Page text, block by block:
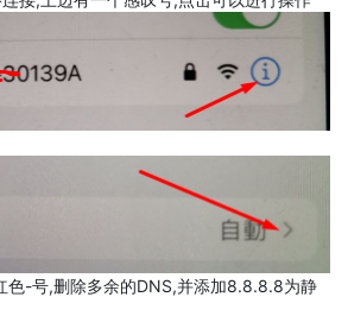
色-号,删除多余的DNS,并添加8.8.8.8为静